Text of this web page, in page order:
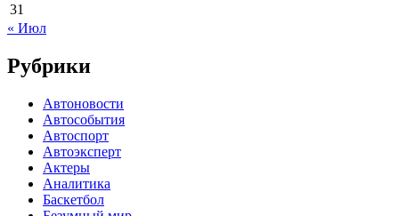
31
« Июл
Рубрики
Автоновости
Автособытия
Автоспорт
Автоэксперт
Актеры
Аналитика
Баскетбол